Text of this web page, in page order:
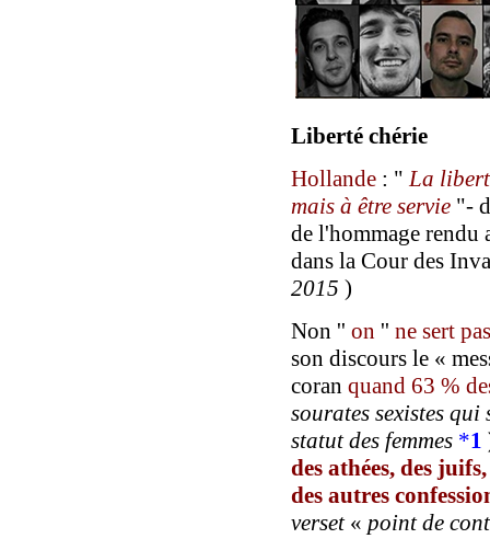
Liberté chérie
Hollande : "La
mais à être servie "-
de l'hommage
dans la Cour des
2015 )
Non '' on '' ne sert
son discours le «
coran quand 63 %
sourates sexistes
statut des femmes *1
des athées, des juifs,
des autres
verset« point de